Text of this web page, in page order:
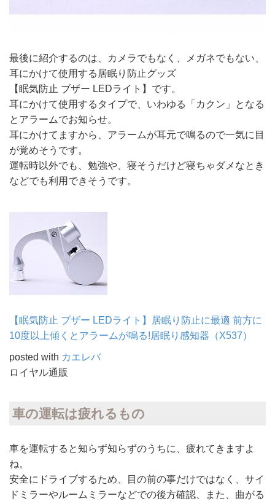
最後に紹介するのは、カメラでもなく、メガネでもない、
耳にかけて使用する居眠り防止グッズ
【眠気防止 ブザー LEDライト】です。
耳にかけて使用するタイプで、いわゆる「カクン」となる
とアラームでお知らせ。
耳にかけてますから、アラームが耳元で鳴るので一気に目
が覚めそうです。
運転時以外でも、勉強や、寝そうだけど寝ちゃダメなとき
などでも利用できそうです。
【眠気防止 ブザー LEDライト】居眠り防止に最適 前方に
10度以上傾くとアラームが鳴る!居眠り感知器（X537）
posted with カエレバ
ロイヤル通販
車の運転は疲れるもの
車を運転すると知らず知らずのうちに、疲れてきますよ
ね。
安全にドライブするため、目の前の事だけではなく、サイ
ドミラーやルームミラーなどでの後方確認、また、曲がる